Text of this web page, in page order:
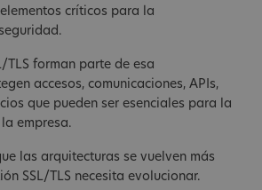
críticos para la
TLS forman parte de esa
accesos, comunicaciones, APIs,
que pueden ser esenciales para la
empresa.
las arquitecturas se vuelven más
SSL/TLS necesita evolucionar.